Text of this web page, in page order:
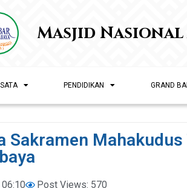
Masjid Nasional
PENDIDIKAN GRAND
Sakramen Mahakudus
06:10 Post Views: 570